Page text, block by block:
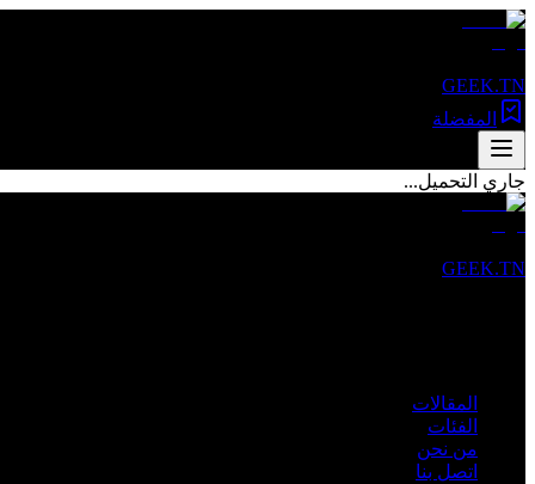
GEEK.TN
المفضلة
جاري التحميل...
GEEK.TN
المقالات
الفئات
من نحن
اتصل بنا